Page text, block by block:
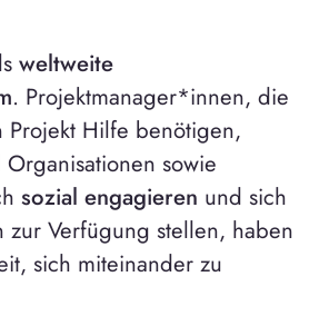
weltweite
. Projektmanager*innen, die
Projekt Hilfe benötigen,
sowie
sozial engagieren und sich
zur Verfügung stellen, haben
sich miteinander zu